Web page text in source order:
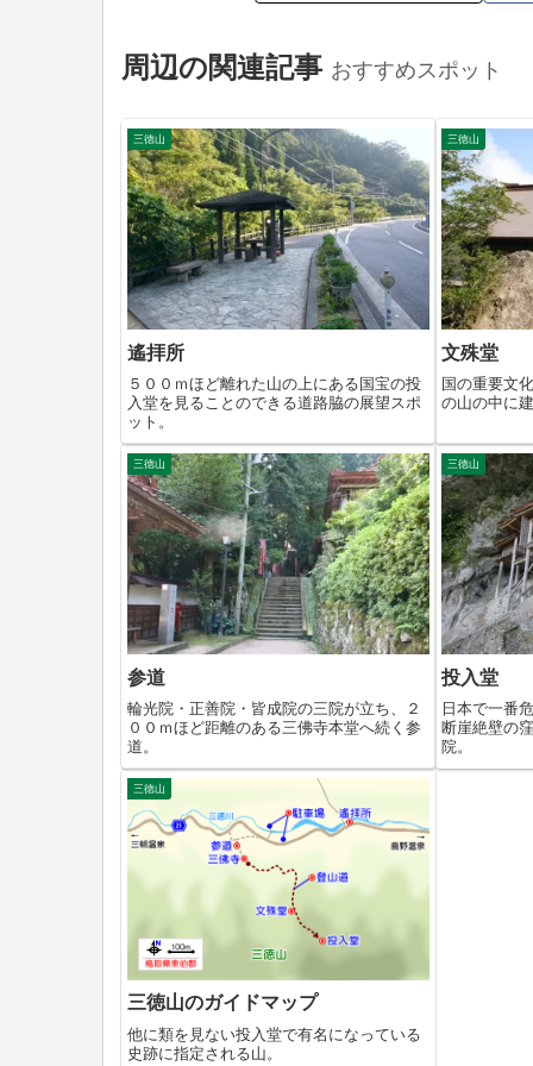
周辺の関連記事 おすすめスポット
三徳山
遙拝所
５００ｍほど離れた山の上にある国宝の投
入堂を見ることのできる道路脇の展望スポ
ット。
三徳山
文殊堂
国の重要文
の山の中に
三徳山
参道
輪光院・正善院・皆成院の三院が立ち、２
００ｍほど距離のある三佛寺本堂へ続く参
道。
三徳山
投入堂
日本で一番
断崖絶壁の
院。
三徳山
三徳山のガイドマップ
他に類を見ない投入堂で有名になっている
史跡に指定される山。